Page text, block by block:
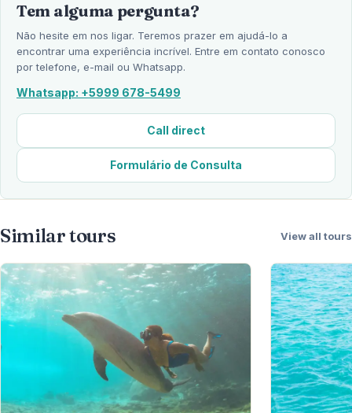
Tem alguma pergunta?
Não hesite em nos ligar. Teremos prazer em ajudá-lo a
encontrar uma experiência incrível. Entre em contato conosco
por telefone, e-mail ou Whatsapp.
Whatsapp: +5999 678-5499
Call direct
Formulário de Consulta
Similar tours View all tours